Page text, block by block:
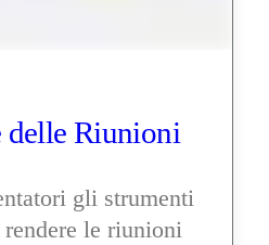
delle Riunioni
gli strumenti
rendere le riunioni